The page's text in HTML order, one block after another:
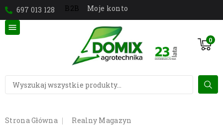
697 013 128 B2B Moje konto
0

Strona Główna Realny Magazyn